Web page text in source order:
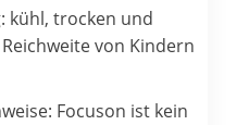
kühl, trocken und
von Kindern
Focuson ist kein